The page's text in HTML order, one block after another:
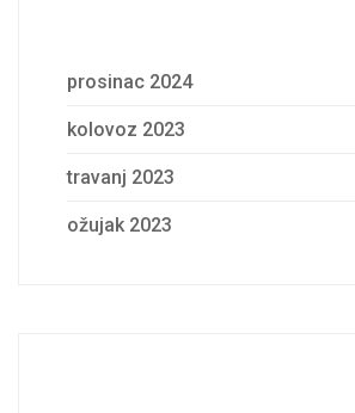
prosinac 2024
kolovoz 2023
travanj 2023
ožujak 2023